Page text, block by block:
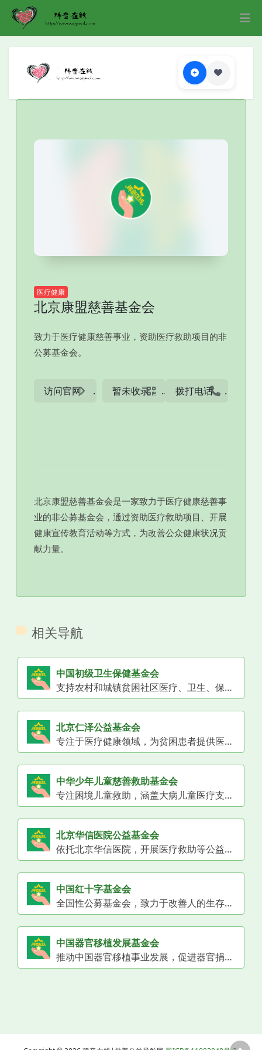
医疗健康
北京康盟慈善基金会
致力于医疗健康慈善事业，资助医疗救助项目的非
公募基金会。
访问官网 暂未收录 拨打电话
北京康盟慈善基金会是一家致力于医疗健康慈善事
业的非公募基金会，通过资助医疗救助项目、开展
健康宣传教育活动等方式，为改善公众健康状况贡
献力量。
相关导航
中国初级卫生保健基金会
支持农村和城镇贫困社区医疗、卫生、保健事业发展的4A级基金会。
北京仁泽公益基金会
专注于医疗健康领域，为贫困患者提供医疗救助的慈善组织。
中华少年儿童慈善救助基金会
专注困境儿童救助，涵盖大病儿童医疗支持的全国性公募基金会。
北京华信医院公益基金会
依托北京华信医院，开展医疗救助等公益活动的基金会。
中国红十字基金会
全国性公募基金会，致力于改善人的生存与发展境况，保护人的生命与健康。
中国器官移植发展基金会
推动中国器官移植事业发展，促进器官捐献与移植公平公正公开的全国性公募基金会。